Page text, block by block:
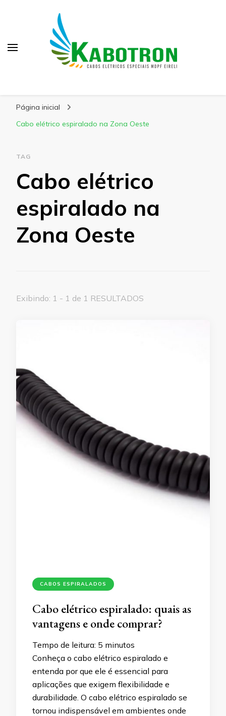
Página inicial
Cabo elétrico espiralado na Zona Oeste
TAG
Cabo elétrico
espiralado na
Zona Oeste
Exibindo: 1 - 1 de 1 RESULTADOS
CABOS ESPIRALADOS
Cabo elétrico espiralado: quais as
vantagens e onde comprar?
Tempo de leitura: 5 minutos
Conheça o cabo elétrico espiralado e
entenda por que ele é essencial para
aplicações que exigem flexibilidade e
durabilidade. O cabo elétrico espiralado se
tornou indispensável em ambientes onde